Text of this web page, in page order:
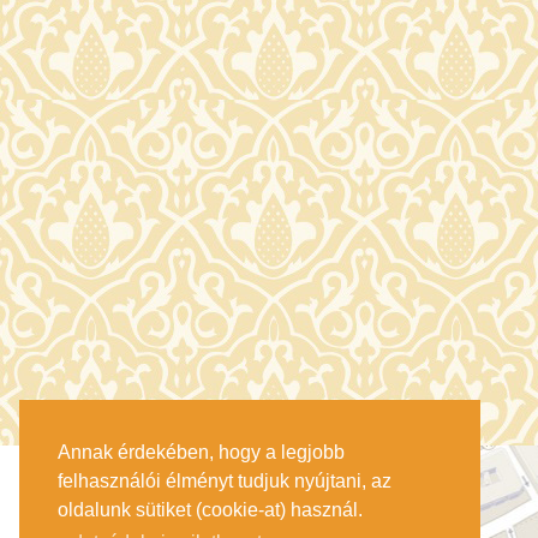
Annak érdekében, hogy a legjobb
felhasználói élményt tudjuk nyújtani, az
oldalunk sütiket (cookie-at) használ.